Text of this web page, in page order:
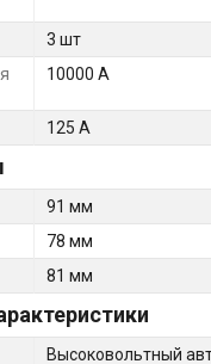
3 шт
10000 А
125 А
91 мм
78 мм
81 мм
Высоковольтный